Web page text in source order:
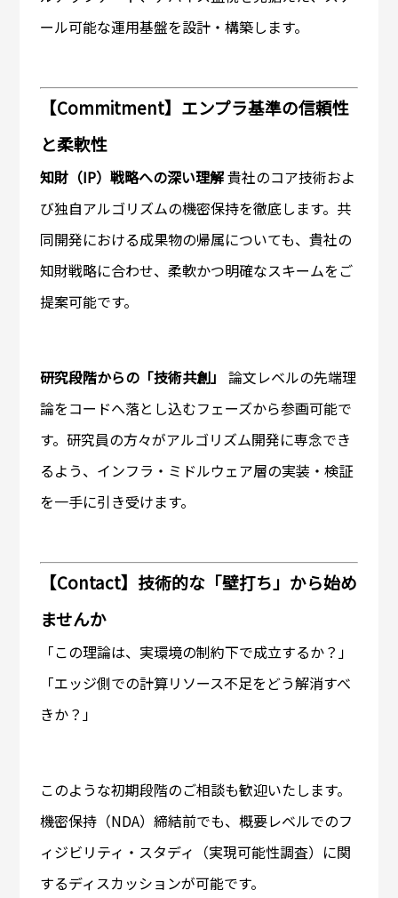
ール可能な運用基盤を設計・構築します。
【Commitment】エンプラ基準の信頼性
と柔軟性
知財（IP）戦略への深い理解貴社のコア技術およ
び独自アルゴリズムの機密保持を徹底します。共
同開発における成果物の帰属についても、貴社の
知財戦略に合わせ、柔軟かつ明確なスキームをご
提案可能です。
研究段階からの「技術共創」 論文レベルの先端理
論をコードへ落とし込むフェーズから参画可能で
す。研究員の方々がアルゴリズム開発に専念でき
るよう、インフラ・ミドルウェア層の実装・検証
を一手に引き受けます。
【Contact】技術的な「壁打ち」から始め
ませんか
「この理論は、実環境の制約下で成立するか？」
「エッジ側での計算リソース不足をどう解消すべ
きか？」
このような初期段階のご相談も歓迎いたします。
機密保持（NDA）締結前でも、概要レベルでのフ
ィジビリティ・スタディ（実現可能性調査）に関
するディスカッションが可能です。